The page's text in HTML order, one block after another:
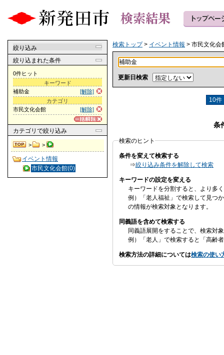
絞り込み
絞り込まれた条件
0件ヒット
キーワード
[解除]
補助金
カテゴリ
[解除]
市民文化会館
カテゴリ で絞り込み
> >
イベント情報
市民文化会館(0)
検索トップ> イベント情報 > 市民文化会
更新日検索
10件
条
検索のヒント
条件を変えて検索する
⇒絞り込み条件を解除して検索
キーワードの設定を変える
キーワードを分割すると、より多
例）「老人福祉」で検索して見つ
の情報が検索対象となります。
同義語を含めて検索する
同義語展開をすることで、検索対
例）「老人」で検索すると「高齢
検索方法の詳細については検索の使い